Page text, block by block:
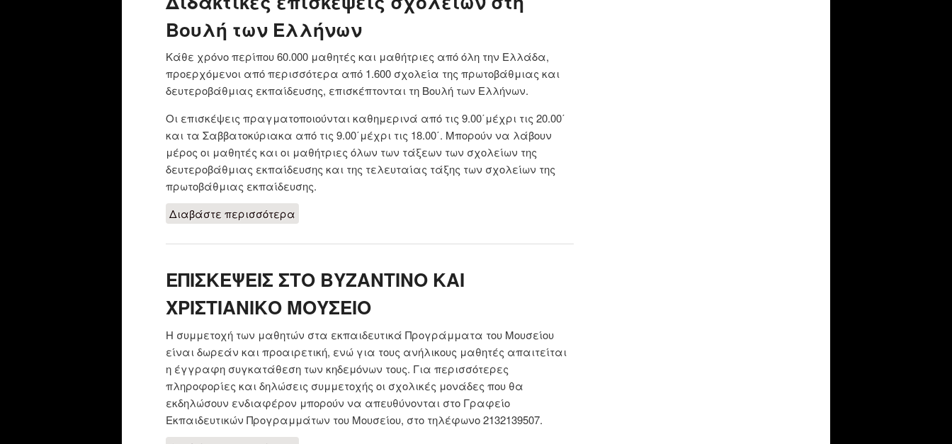
Βουλή των Ελλήνων
Κάθε χρόνο περίπου 60.000 μαθητές και μαθήτριες από όλη την Ελλάδα,
προερχόμενοι από περισσότερα από 1.600 σχολεία της πρωτοβάθμιας και
δευτεροβάθμιας εκπαίδευσης, επισκέπτονται τη Βουλή των Ελλήνων.
Οι επισκέψεις πραγματοποιούνται καθημερινά από τις 9.00΄μέχρι τις 20.00΄
και τα Σαββατοκύριακα από τις 9.00΄μέχρι τις 18.00΄. Μπορούν να λάβουν
μέρος οι μαθητές και οι μαθήτριες όλων των τάξεων των σχολείων της
δευτεροβάθμιας εκπαίδευσης και της τελευταίας τάξης των σχολείων της
πρωτοβάθμιας εκπαίδευσης.
Διαβάστε περισσότερα
ΕΠΙΣΚΕΨΕΙΣ ΣΤΟ ΒΥΖΑΝΤΙΝΟ ΚΑΙ
ΧΡΙΣΤΙΑΝΙΚΟ ΜΟΥΣΕΙΟ
Η συμμετοχή των μαθητών στα εκπαιδευτικά Προγράμματα του Μουσείου
είναι δωρεάν και προαιρετική, ενώ για τους ανήλικους μαθητές απαιτείται
η έγγραφη συγκατάθεση των κηδεμόνων τους. Για περισσότερες
πληροφορίες και δηλώσεις συμμετοχής οι σχολικές μονάδες που θα
εκδηλώσουν ενδιαφέρον μπορούν να απευθύνονται στο Γραφείο
Εκπαιδευτικών Προγραμμάτων του Μουσείου, στο τηλέφωνο 2132139507.